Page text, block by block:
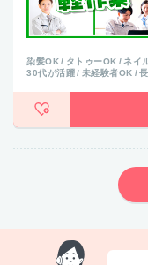
染髪OK タトゥーOK ネイ
30代が活躍
未経験者OK